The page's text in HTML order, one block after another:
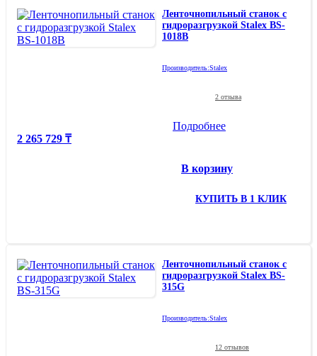
2 265 729 ₸
Ленточнопильный станок с
гидроразгрузкой Stalex BS-
1018B
Производитель:Stalex
2 отзыва
Подробнее
В корзину
КУПИТЬ В 1 КЛИК
Ленточнопильный станок с
гидроразгрузкой Stalex BS-
315G
Производитель:Stalex
12 отзывов